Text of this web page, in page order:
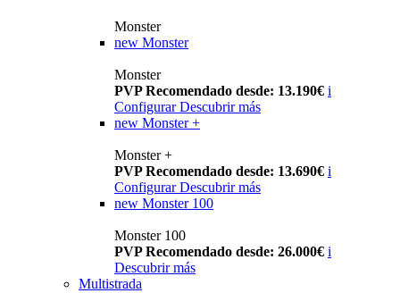
Monster
new Monster
Monster
PVP Recomendado desde: 13.190€ i
Configurar Descubrir más
new Monster +
Monster +
PVP Recomendado desde: 13.690€ i
Configurar Descubrir más
new Monster 100
Monster 100
PVP Recomendado desde: 26.000€ i
Descubrir más
Multistrada